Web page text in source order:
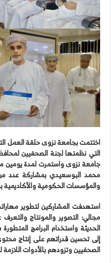
اختتمت بجامعة نزوى حلقة العمل
التي نظمتها لجنة الصحفيين
جامعة نزوى واستمرت لمدة يومين
محمد البوسعيدي بمشاركة عدد
والمؤسسات الحكومية والأكاديمية
استهدفت المشاركين لتطوير
مجالي: التصوير والمونتاج
الحديثة واستخدام البرامج
إلى تحسين قدراتهم على إنتاج
الصحفيين وتزودهم بالأدوات